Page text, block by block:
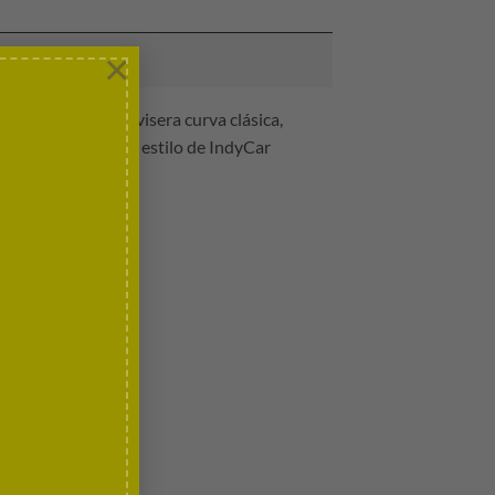
×
presenta una visera curva clásica,
que lleva el estilo de IndyCar